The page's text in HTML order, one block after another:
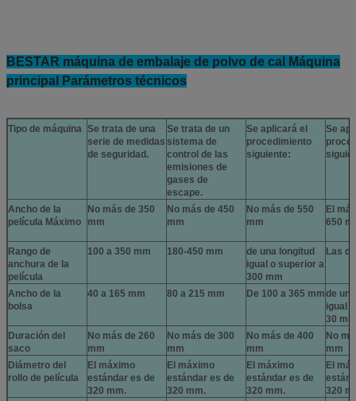
BESTAR máquina de embalaje de polvo de cal Máquina
principal Parámetros técnicos
Tipo de máquina Se trata de una
serie de medidas
de seguridad.
Se trata de un
sistema de
control de las
emisiones de
gases de
escape.
Se aplicará el
procedimiento
siguiente:
Se
Ancho de la
película Máximo
No más de 350
mm
No más de 450
mm
No más de 550
mm
El
650
Rango de
anchura de la
película
100 a 350 mm 180-450 mm
de una longitud
igual o superior a
300 mm
Las
Ancho de la
bolsa
40 a 165 mm 80 a 215 mm De 100 a 365 mmde
igual
30 mm
Duración del
saco
No más de 260
mm
No más de 300
mm
No más de 400
mm
No
mm
Diámetro del
rollo de película
El máximo
estándar es de
320 mm.
El máximo
estándar es de
320 mm.
El máximo
estándar es de
320 mm.
El
320